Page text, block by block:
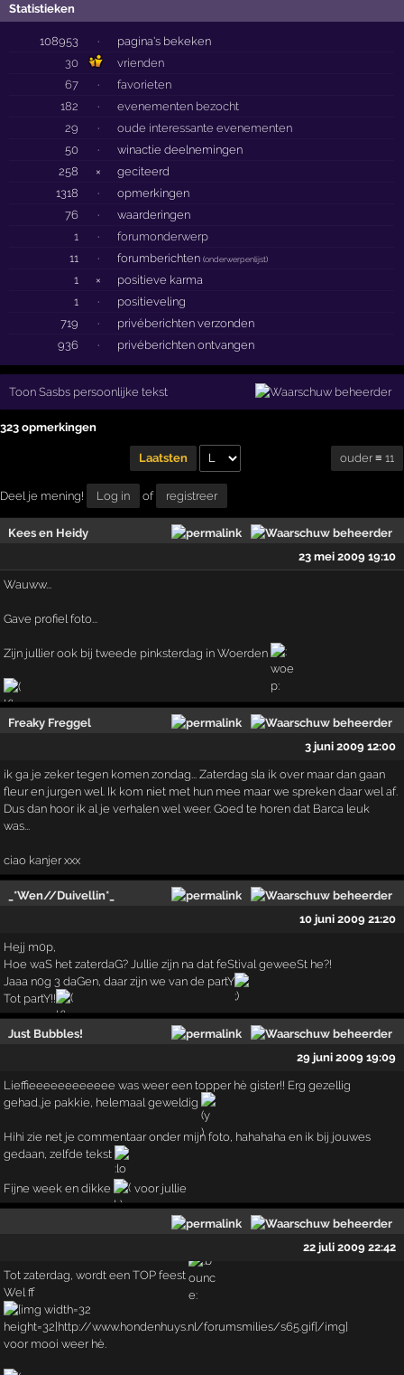
Statistieken
108953 ·
pagina's bekeken
30
vrienden
67
·
favorieten
182
·
evenementen bezocht
29
·
oude interessante evenementen
50
·
winactie deelnemingen
258
×
geciteerd
1318
·
opmerkingen
76
·
waarderingen
1
·
forumonderwerp
11
· forumberichten(onderwerpenlijst)
1 ×
positieve karma
1
·
positieveling
719
·
privéberichten verzonden
936
· privéberichten ontvangen
Toon Sasbs persoonlijke tekst
323 opmerkingen
Laatsten ouder ≡ 11
Deel je mening! Log in of registreer
Kees en Heidy
23 mei 2009 19:10
Wauww...
Gave profiel foto...
Zijn jullier ook bij tweede pinksterdag in Woerden
Freaky Freggel
3 juni 2009 12:00
ik ga je zeker tegen komen zondag... Zaterdag sla ik over maar dan gaan
fleur en jurgen wel. Ik kom niet met hun mee maar we spreken daar wel af.
Dus dan hoor ik al je verhalen wel weer. Goed te horen dat Barca leuk
was...
ciao kanjer xxx
_*Wen//Duivellin*_
10 juni 2009 21:20
Hejj m0p,
Hoe waS het zaterdaG? Jullie zijn na dat feStival geweeSt he?!
Jaaa n0g 3 daGen, daar zijn we van de partY
Tot partY!!
Just Bubbles!
29 juni 2009 19:09
Lieffieeeeeeeeeeee was weer een topper hè gister!! Erg gezellig
gehad..je pakkie, helemaal geweldig
Hihi zie net je commentaar onder mijn foto, hahahaha en ik bij jouwes
gedaan, zelfde tekst
Fijne week en dikke voor jullie
22 juli 2009 22:42
Tot zaterdag, wordt een TOP feest
Wel ff
voor mooi weer hè.